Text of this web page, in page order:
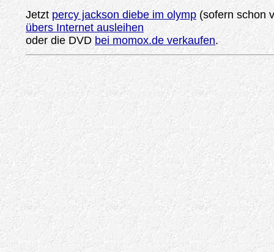
Jetztpercy jackson diebe im olymp (sofern schon
übers Internet ausleihen
oder die DVD bei momox.de verkaufen.